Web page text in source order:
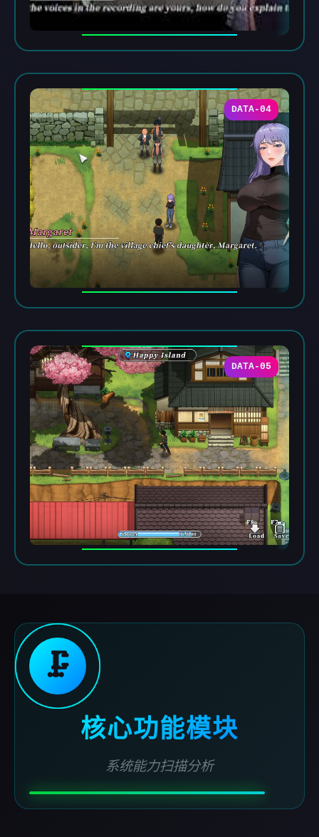
DATA-04
DATA-05
🗜️
核心功能模块
系统能力扫描分析